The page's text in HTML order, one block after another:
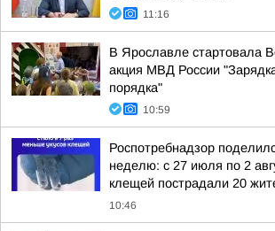
11:16
В Ярославле стартовала
акция МВД России
порядка"
10:59
Роспотребнадзор
неделю: с 27 июля по 2
клещей пострадали 20
10:46